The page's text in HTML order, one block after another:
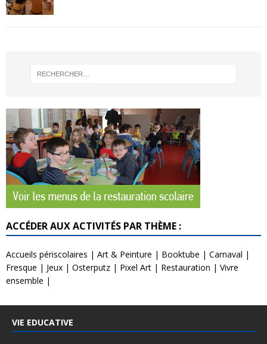
ACCÉDER AUX ACTIVITÉS PAR THÈME :
Accueils périscolaires | Art & Peinture | Booktube | Carnaval |
Fresque | Jeux | Osterputz | Pixel Art | Restauration | Vivre
ensemble |
VIE EDUCATIVE